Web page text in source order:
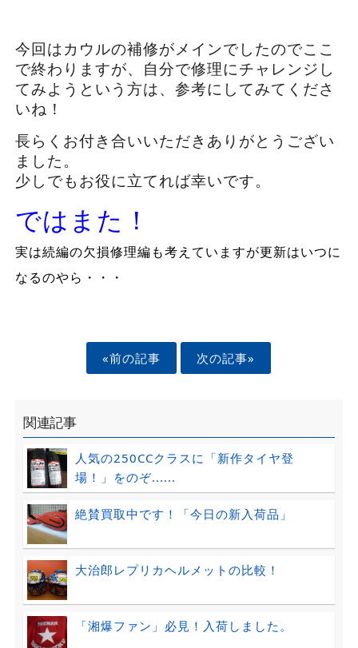
今回はカウルの補修がメインでしたのでここ
で終わりますが、自分で修理にチャレンジし
てみようという方は、参考にしてみてくださ
いね！
長らくお付き合いいただきありがとうござい
ました。
少しでもお役に立てれば幸いです。
ではまた！
実は続編の欠損修理編も考えていますが更新はいつに
なるのやら・・・
«前の記事 次の記事»
関連記事
人気の250CCクラスに「新作タイヤ登
場！」をのぞ......
絶賛買取中です！「今日の新入荷品」
大治郎レプリカヘルメットの比較！
「湘爆ファン」必見！入荷しました。